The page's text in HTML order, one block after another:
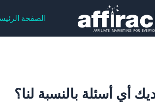
الصفحة
أي أسئلة بالنسبة لنا؟